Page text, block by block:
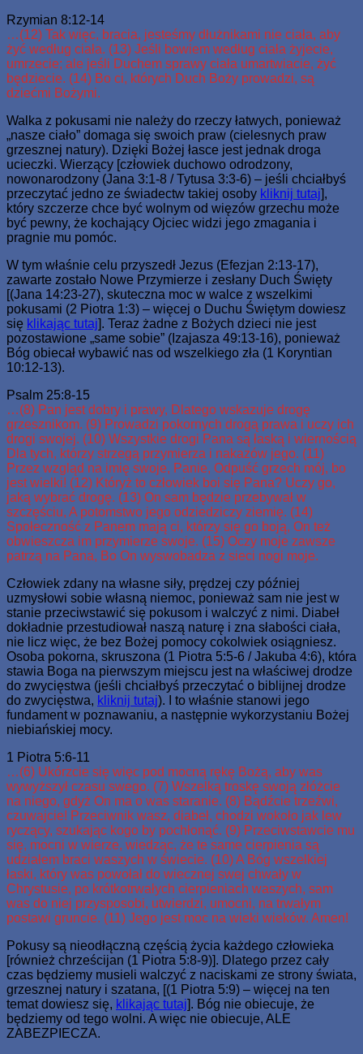
Rzymian 8:12-14
…(12) Tak więc, bracia, jesteśmy dłużnikami nie ciała, aby
żyć według ciała. (13) Jeśli bowiem według ciała żyjecie,
umrzecie; ale jeśli Duchem sprawy ciała umartwiacie, żyć
będziecie. (14) Bo ci, których Duch Boży prowadzi, są
dziećmi Bożymi.
Walka z pokusami nie należy do rzeczy łatwych, ponieważ
„nasze ciało” domaga się swoich praw (cielesnych praw
grzesznej natury). Dzięki Bożej łasce jest jednak droga
ucieczki. Wierzący [człowiek duchowo odrodzony,
nowonarodzony (Jana 3:1-8 / Tytusa 3:3-6) – jeśli chciałbyś
przeczytać jedno ze świadectw takiej osoby kliknij tutaj],
który szczerze chce być wolnym od więzów grzechu może
być pewny, że kochający Ojciec widzi jego zmagania i
pragnie mu pomóc.
W tym właśnie celu przyszedł Jezus (Efezjan 2:13-17),
zawarte zostało Nowe Przymierze i zesłany Duch Święty
[(Jana 14:23-27), skuteczna moc w walce z wszelkimi
pokusami (2 Piotra 1:3) – więcej o Duchu Świętym dowiesz
się klikając tutaj]. Teraz żadne z Bożych dzieci nie jest
pozostawione „same sobie” (Izajasza 49:13-16), ponieważ
Bóg obiecał wybawić nas od wszelkiego zła (1 Koryntian
10:12-13).
Psalm 25:8-15
…(8) Pan jest dobry i prawy, Dlatego wskazuje drogę
grzesznikom. (9) Prowadzi pokornych drogą prawa i uczy ich
drogi swojej. (10) Wszystkie drogi Pana są łaską i wiernością
Dla tych, którzy strzegą przymierza i nakazów jego. (11)
Przez wzgląd na imię swoje, Panie, Odpuść grzech mój, bo
jest wielki! (12) Któryż to człowiek boi się Pana? Uczy go,
jaką wybrać drogę. (13) On sam będzie przebywał w
szczęściu, A potomstwo jego odziedziczy ziemię. (14)
Społeczność z Panem mają ci, którzy się go boją, On też
obwieszcza im przymierze swoje. (15) Oczy moje zawsze
patrzą na Pana, Bo On wyswobadza z sieci nogi moje.
Człowiek zdany na własne siły, prędzej czy później
uzmysłowi sobie własną niemoc, ponieważ sam nie jest w
stanie przeciwstawić się pokusom i walczyć z nimi. Diabeł
dokładnie przestudiował naszą naturę i zna słabości ciała,
nie licz więc, że bez Bożej pomocy cokolwiek osiągniesz.
Osoba pokorna, skruszona (1 Piotra 5:5-6 / Jakuba 4:6), która
stawia Boga na pierwszym miejscu jest na właściwej drodze
do zwycięstwa (jeśli chciałbyś przeczytać o biblijnej drodze
do zwycięstwa, kliknij tutaj). I to właśnie stanowi jego
fundament w poznawaniu, a następnie wykorzystaniu Bożej
niebiańskiej mocy.
1 Piotra 5:6-11
…(6) Ukórzcie się więc pod mocną rękę Bożą, aby was
wywyższył czasu swego. (7) Wszelką troskę swoją złóżcie
na niego, gdyż On ma o was staranie. (8) Bądźcie trzeźwi,
czuwajcie! Przeciwnik wasz, diabeł, chodzi wokoło jak lew
ryczący, szukając kogo by pochłonąć. (9) Przeciwstawcie mu
się, mocni w wierze, wiedząc, że te same cierpienia są
udziałem braci waszych w świecie. (10) A Bóg wszelkiej
łaski, który was powołał do wiecznej swej chwały w
Chrystusie, po krótkotrwałych cierpieniach waszych, sam
was do niej przysposobi, utwierdzi, umocni, na trwałym
postawi gruncie. (11) Jego jest moc na wieki wieków. Amen!
Pokusy są nieodłączną częścią życia każdego człowieka
[również chrześcijan (1 Piotra 5:8-9)]. Dlatego przez cały
czas będziemy musieli walczyć z naciskami ze strony świata,
grzesznej natury i szatana, [(1 Piotra 5:9) – więcej na ten
temat dowiesz się, klikając tutaj]. Bóg nie obiecuje, że
będziemy od tego wolni. A więc nie obiecuje, ALE
ZABEZPIECZA.